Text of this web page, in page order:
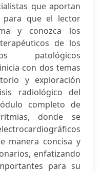
que aportan
para que el lector
y conozca los
de los
patológicos
con dos temas
y exploración
radiológico del
completo de
donde se
manera concisa y
enfatizando
para su